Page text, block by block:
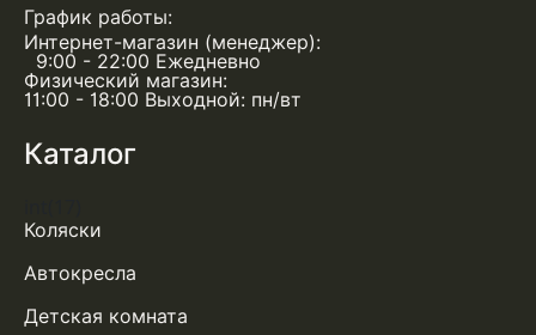
График работы:
Интернет-магазин (менеджер):
9:00 - 22:00 Ежедневно
Физический магазин:
11:00 - 18:00 Выходной: пн/вт
Каталог
Коляски
Автокресла
Детская комната